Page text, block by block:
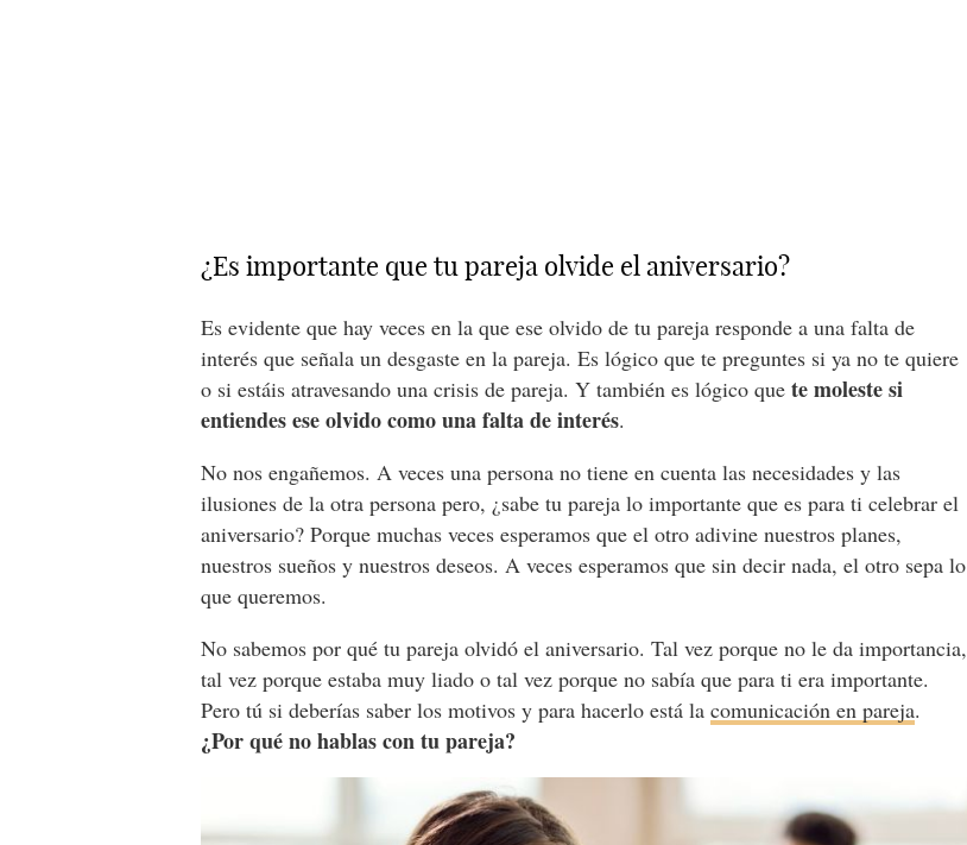
¿Es importante que tu pareja olvide el aniversario?
Es evidente que hay veces en la que ese olvido de tu pareja responde a una falta de
interés que señala un desgaste en la pareja. Es lógico que te preguntes si ya no te quiere
o si estáis atravesando una crisis de pareja. Y también es lógico que te moleste si
entiendes ese olvido como una falta de interés.
No nos engañemos. A veces una persona no tiene en cuenta las necesidades y las
ilusiones de la otra persona pero, ¿sabe tu pareja lo importante que es para ti celebrar el
aniversario? Porque muchas veces esperamos que el otro adivine nuestros planes,
nuestros sueños y nuestros deseos. A veces esperamos que sin decir nada, el otro sepa lo
que queremos.
No sabemos por qué tu pareja olvidó el aniversario. Tal vez porque no le da importancia,
tal vez porque estaba muy liado o tal vez porque no sabía que para ti era importante.
Pero tú si deberías saber los motivos y para hacerlo está lacomunicación en pareja.
¿Por qué no hablas con tu pareja?